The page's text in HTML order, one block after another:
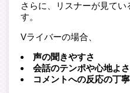
さらに、リスナーが見て
す。
Vライバーの場合、
声の聞きやすさ
会話のテンポや心地よさ
コメントへの反応の丁